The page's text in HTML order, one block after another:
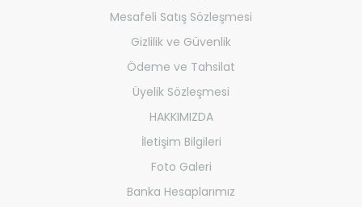
Mesafeli Satış Sözleşmesi
Gizlilik ve Güvenlik
Ödeme ve Tahsilat
Üyelik Sözleşmesi
HAKKIMIZDA
İletişim Bilgileri
Foto Galeri
Banka Hesaplarımız